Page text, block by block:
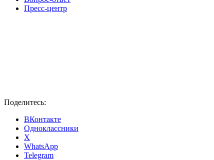
Пресс-центр
Поделитесь:
ВКонтакте
Одноклассники
X
WhatsApp
Telegram